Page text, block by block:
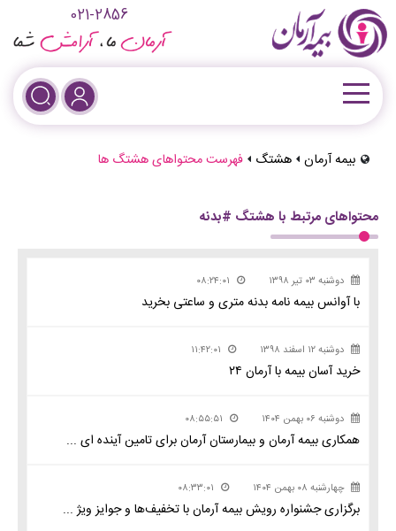
021-2856
بیمه آرمان هشتگ فهرست محتواهای هشتگ ها
محتواهای مرتبط با هشتگ #بدنه
دوشنبه ۰۳ تیر ۱۳۹۸ ۰۸:۲۴:۰۱
با آوانس بیمه نامه بدنه متری و ساعتی بخرید
دوشنبه ۱۲ اسفند ۱۳۹۸ ۱۱:۴۲:۰۱
خرید آسان بیمه با آرمان ۲۴
دوشنبه ۰۶ بهمن ۱۴۰۴ ۰۸:۵۵:۵۱
همکاری بیمه آرمان و بیمارستان آرمان برای تامین آینده ای ...
چهارشنبه ۰۸ بهمن ۱۴۰۴ ۰۸:۳۳:۰۱
برگزاری جشنواره رویش بیمه آرمان با تخفیف‌ها و جوایز ویژ ...